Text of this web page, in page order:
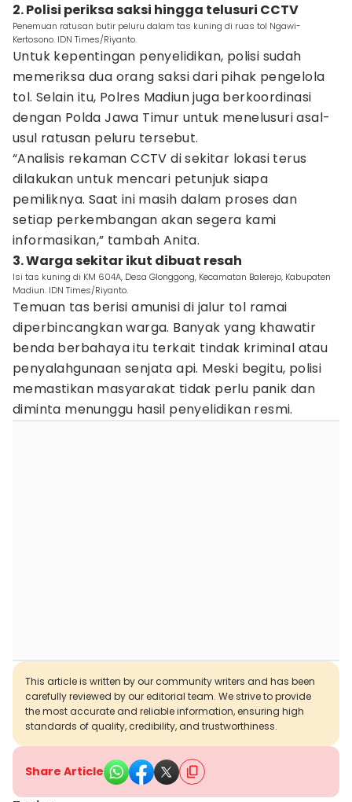
2. Polisi periksa saksi hingga telusuri CCTV
Penemuan ratusan butir peluru dalam tas kuning di ruas tol Ngawi-
Kertosono. IDN Times/Riyanto.
Untuk kepentingan penyelidikan, polisi sudah
memeriksa dua orang saksi dari pihak pengelola
tol. Selain itu, Polres Madiun juga berkoordinasi
dengan Polda Jawa Timur untuk menelusuri asal-
usul ratusan peluru tersebut.
“Analisis rekaman CCTV di sekitar lokasi terus
dilakukan untuk mencari petunjuk siapa
pemiliknya. Saat ini masih dalam proses dan
setiap perkembangan akan segera kami
informasikan,” tambah Anita.
3. Warga sekitar ikut dibuat resah
Isi tas kuning di KM 604A, Desa Glonggong, Kecamatan Balerejo, Kabupaten
Madiun. IDN Times/Riyanto.
Temuan tas berisi amunisi di jalur tol ramai
diperbincangkan warga. Banyak yang khawatir
benda berbahaya itu terkait tindak kriminal atau
penyalahgunaan senjata api. Meski begitu, polisi
memastikan masyarakat tidak perlu panik dan
diminta menunggu hasil penyelidikan resmi.
This article is written by our community writers and has been
carefully reviewed by our editorial team. We strive to provide
the most accurate and reliable information, ensuring high
standards of quality, credibility, and trustworthiness.
Share Article